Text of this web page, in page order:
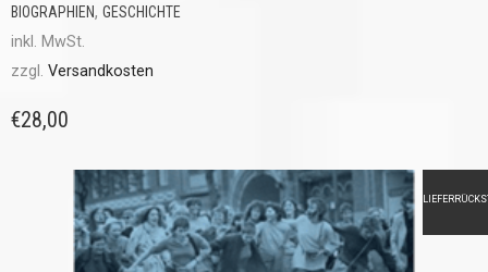
BIOGRAPHIEN, GESCHICHTE
inkl. MwSt.
zzgl. Versandkosten
€28,00